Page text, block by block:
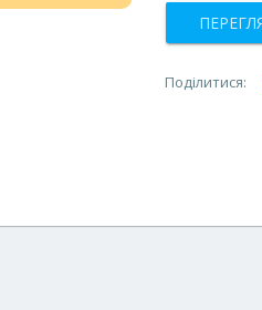
Поділитися: